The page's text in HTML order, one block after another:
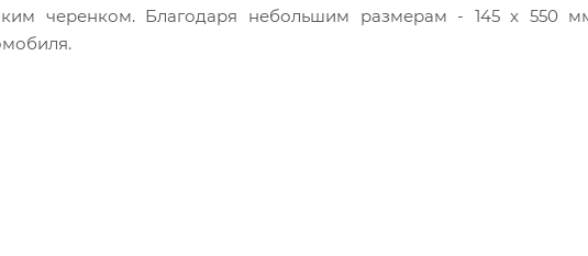
черенком. Благодаря небольшим размерам - 145 x 550